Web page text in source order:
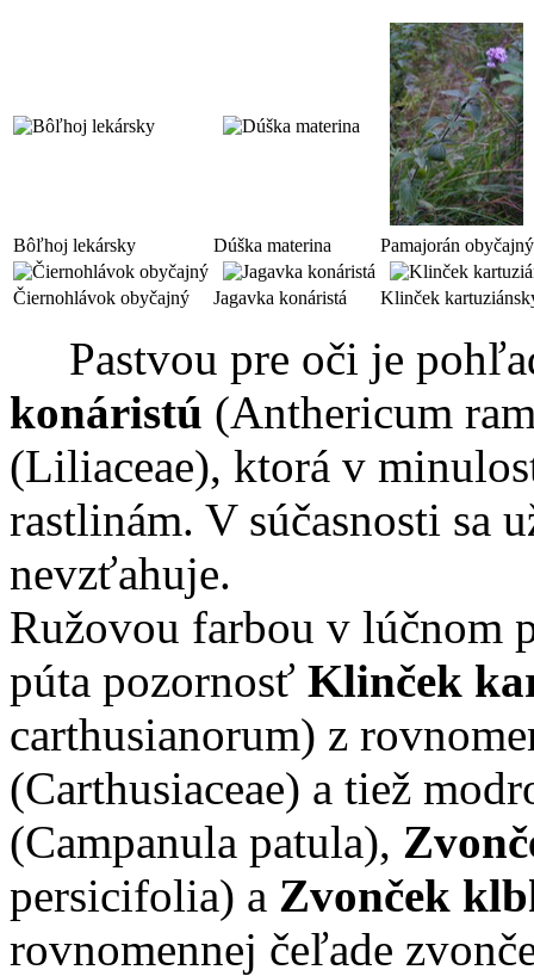
Bôľhoj lekársky Dúška materina Pamajorán obyčajný
Čiernohlávok obyčajný Jagavka konáristá Klinček
Pastvou pre oči je
konáristú (Anthericum
(Liliaceae), ktorá v
rastlinám. V súčasnosti sa
nevzťahuje.
Ružovou farbou v lúčnom
púta pozornosť Klinček
carthusianorum) z
(Carthusiaceae) a tiež
(Campanula patula),
persicifolia) a Zvonček
rovnomennej čeľade